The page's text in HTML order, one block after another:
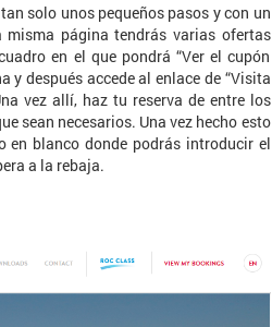
solo unos pequeños pasos y con un
misma página tendrás varias ofertas
en el que pondrá “Ver el cupón
y después accede al enlace de “Visita
vez allí, haz tu reserva de entre los
sean necesarios. Una vez hecho esto
en blanco donde podrás introducir el
a la rebaja.